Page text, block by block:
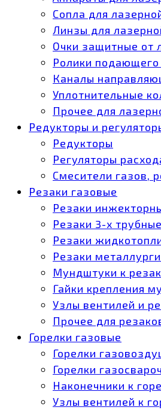
Сопла для
Линзы для
Очки защитные от
Ролики
Каналы
Уплотнительные
Прочее для
Редукторы и
Редукторы
Регуляторы
Смесители газов,
Резаки газовые
Резаки
Резаки 3-х
Резаки
Резаки
Мундштуки к
Гайки крепления
Узлы вентилей и
Прочее для
Горелки газовые
Горелки
Горелки
Наконечники к
Узлы вентилей к